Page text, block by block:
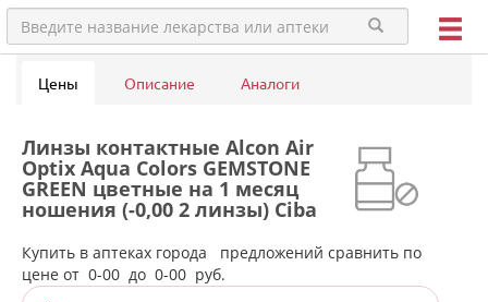
Цены Описание Аналоги
Линзы контактные Alcon Air
Optix Aqua Colors GEMSTONE
GREEN цветные на 1 месяц
ношения (-0,00 2 линзы) Ciba
Полевского
Купить в аптеках города
предложений сравнить по
цене от 0-00 до 0-00 руб.